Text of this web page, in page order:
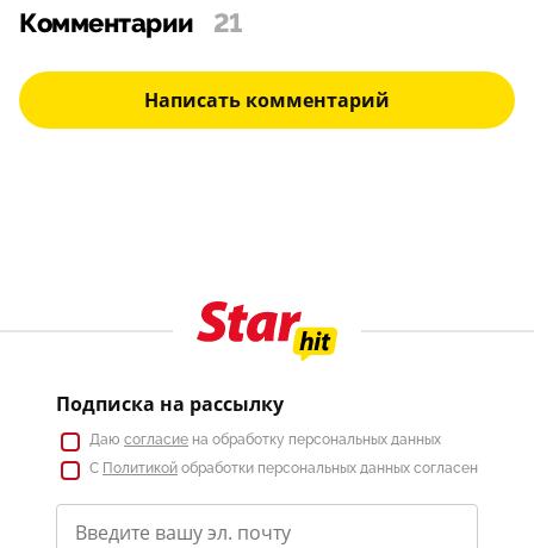
Комментарии 21
Написать комментарий
Подписка на рассылку
Даю согласие на обработку персональных данных
С Политикой обработки персональных данных согласен